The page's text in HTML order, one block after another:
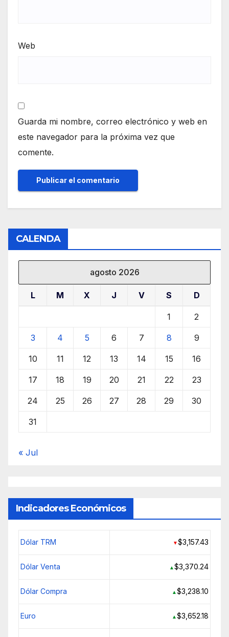
Web
Guarda mi nombre, correo electrónico y web en
este navegador para la próxima vez que
comente.
CALENDA
agosto 2026
L M X J V S D
1 2
3 4 5 6 7 8 9
10 11 12 13 14 15 16
17 18 19 20 21 22 23
24 25 26 27 28 29 30
31
« Jul
Indicadores Económicos
Dólar TRM ▼$3,157.43
Dólar Venta ▲$3,370.24
Dólar Compra ▲$3,238.10
Euro ▲$3,652.18